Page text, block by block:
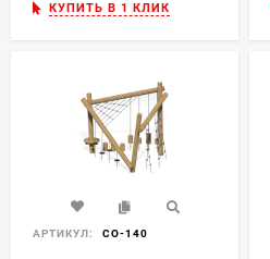
КУПИТЬ В 1 КЛИК
АРТИКУЛ: СО-140